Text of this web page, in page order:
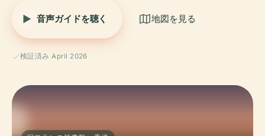
音声ガイドを聴く 地図を見る
検証済み April 2026